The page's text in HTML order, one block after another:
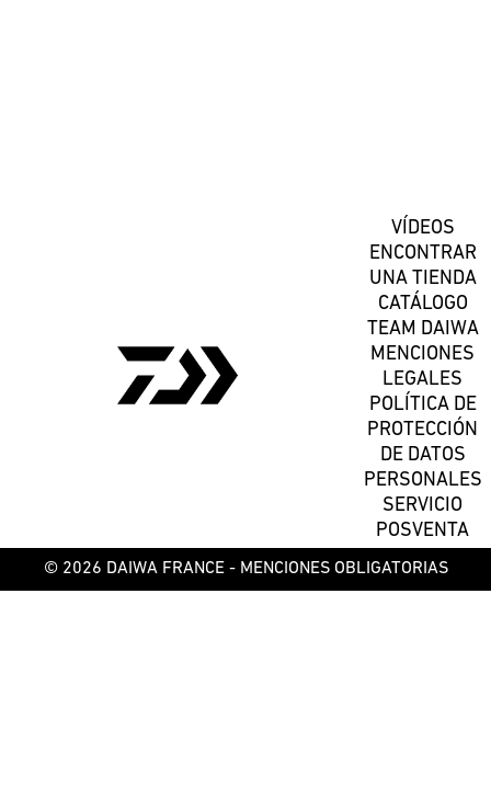
VÍDEOS
ENCONTRAR
UNA TIENDA
CATÁLOGO
TEAM DAIWA
MENCIONES
LEGALES
POLÍTICA DE
PROTECCIÓN
DE DATOS
PERSONALES
SERVICIO
POSVENTA
© 2026 DAIWA FRANCE - MENCIONES OBLIGATORIAS